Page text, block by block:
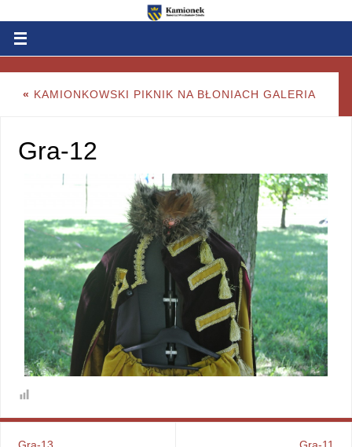
« KAMIONKOWSKI PIKNIK NA BŁONIACH GALERIA
Gra-12
Gra-13 Gra-11